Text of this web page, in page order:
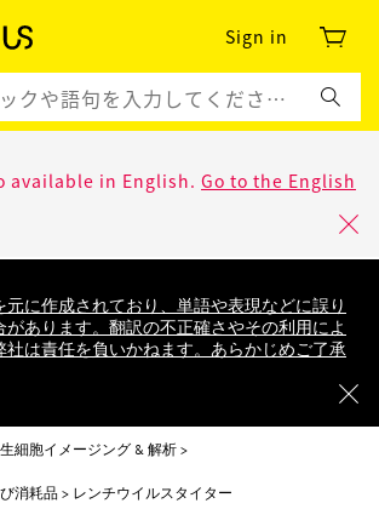
Sign in
available in English. Go to the English
に作成されており、単語や表現などに誤り
あります。翻訳の不正確さやその利用によ
社は責任を負いかねます。あらかじめご了承
生細胞イメージング & 解析
消耗品 レンチウイルスタイター